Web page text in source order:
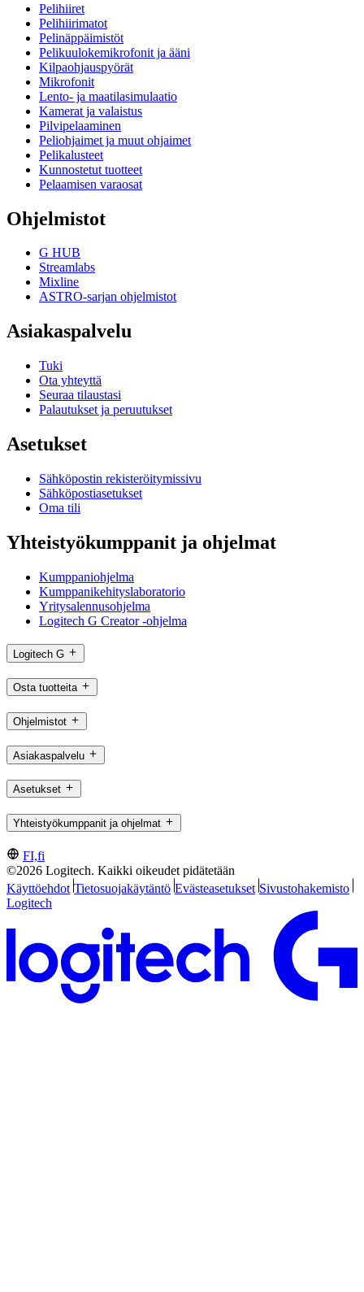
Pelihiiret
Pelihiirimatot
Pelinäppäimistöt
Pelikuulokemikrofonit ja ääni
Kilpaohjauspyörät
Mikrofonit
Lento- ja maatilasimulaatio
Kamerat ja valaistus
Pilvipelaaminen
Peliohjaimet ja muut ohjaimet
Pelikalusteet
Kunnostetut tuotteet
Pelaamisen varaosat
Ohjelmistot
G HUB
Streamlabs
Mixline
ASTRO-sarjan ohjelmistot
Asiakaspalvelu
Tuki
Ota yhteyttä
Seuraa tilaustasi
Palautukset ja peruutukset
Asetukset
Sähköpostin rekisteröitymissivu
Sähköpostiasetukset
Oma tili
Yhteistyökumppanit ja ohjelmat
Kumppaniohjelma
Kumppanikehityslaboratorio
Yritysalennusohjelma
Logitech G Creator -ohjelma
Logitech G
Osta tuotteita
Ohjelmistot
Asiakaspalvelu
Asetukset
Yhteistyökumppanit ja ohjelmat
FI,fi
©2026 Logitech. Kaikki oikeudet pidätetään
Käyttöehdot Tietosuojakäytäntö Evästeasetukset Sivustohakemisto
Logitech